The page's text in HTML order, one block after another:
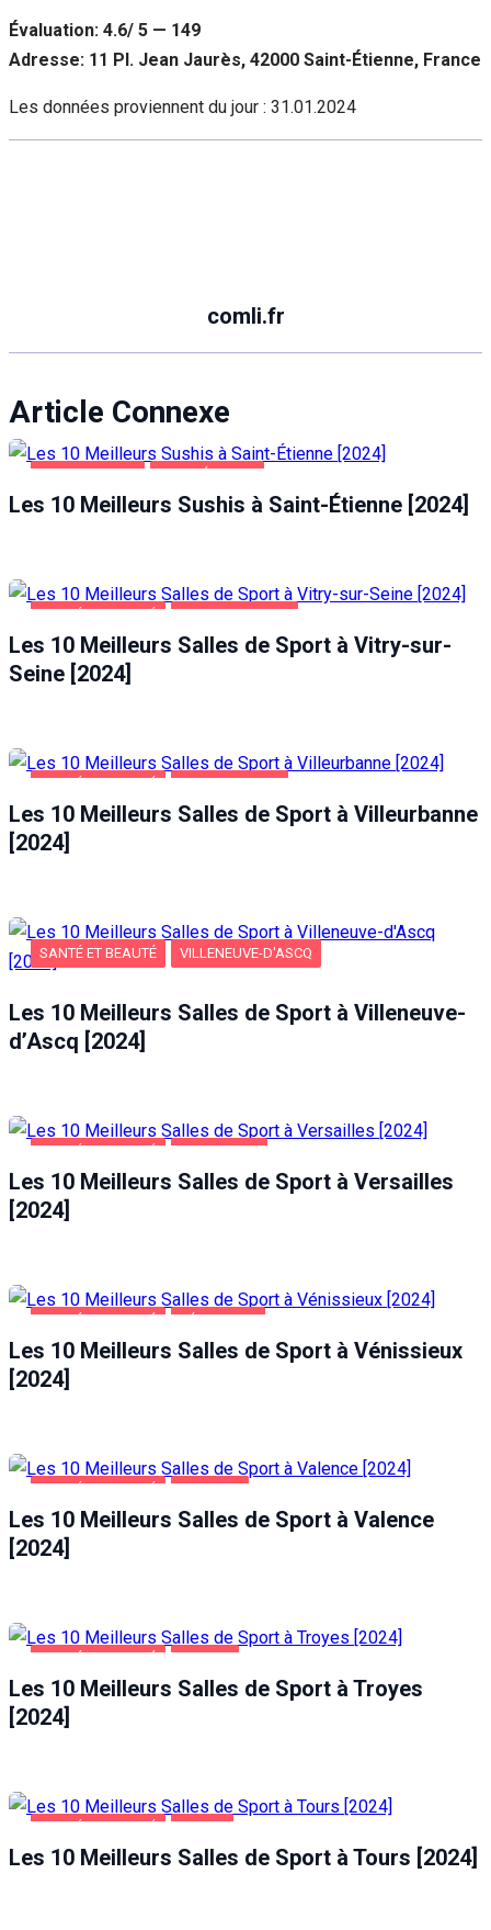
Évaluation: 4.6/ 5 — 149
Adresse: 11 Pl. Jean Jaurès, 42000 Saint-Étienne, France
Les données proviennent du jour : 31.01.2024
comli.fr
Article Connexe
Les 10 Meilleurs Sushis à Saint-Étienne [2024]
Les 10 Meilleurs Salles de Sport à Vitry-sur-
Seine [2024]
Les 10 Meilleurs Salles de Sport à Villeurbanne
[2024]
SANTÉ ET BEAUTÉ VILLENEUVE-D'ASCQ
Les 10 Meilleurs Salles de Sport à Villeneuve-
d’Ascq [2024]
Les 10 Meilleurs Salles de Sport à Versailles
[2024]
Les 10 Meilleurs Salles de Sport à Vénissieux
[2024]
Les 10 Meilleurs Salles de Sport à Valence
[2024]
Les 10 Meilleurs Salles de Sport à Troyes
[2024]
Les 10 Meilleurs Salles de Sport à Tours [2024]